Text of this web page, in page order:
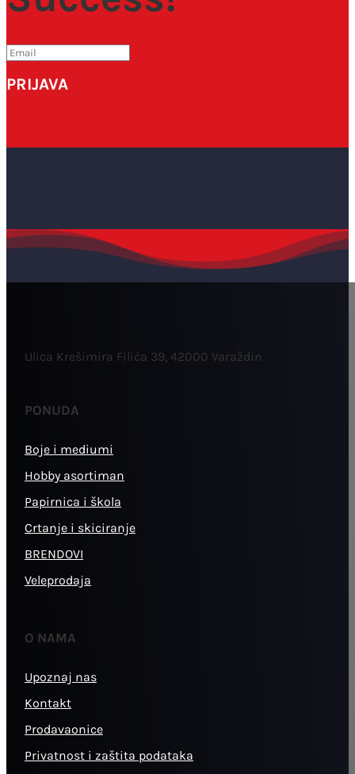
PRIJAVA
Ulica Krešimira Filića 39, 42000 Varaždin
PONUDA
Boje i mediumi
Hobby asortiman
Papirnica i škola
Crtanje i skiciranje
BRENDOVI
Veleprodaja
O NAMA
Upoznaj nas
Kontakt
Prodavaonice
Privatnost i zaštita podataka